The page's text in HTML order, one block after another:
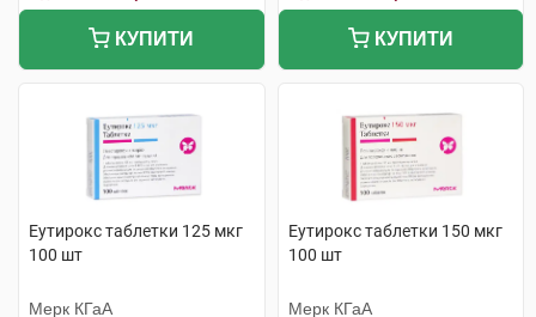
КУПИТИ КУПИТИ
Еутирокс таблетки 125 мкг
100 шт
Мерк КГаА
Еутирокс таблетки 150 мкг
100 шт
Мерк КГаА